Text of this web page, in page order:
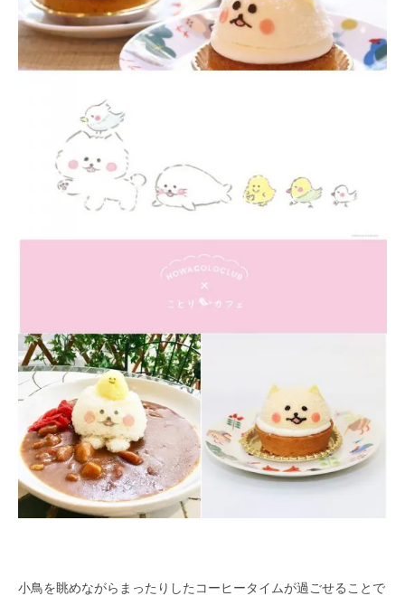
小鳥を眺めながらまったりしたコーヒータイムが過ごせることで